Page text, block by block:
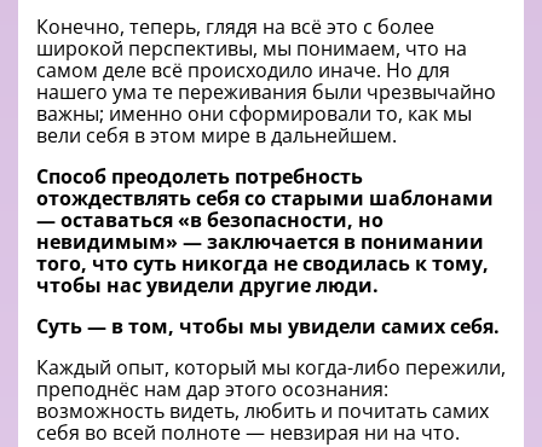
Конечно, теперь, глядя на всё это с более
широкой перспективы, мы понимаем, что на
самом деле всё происходило иначе. Но для
нашего ума те переживания были чрезвычайно
важны; именно они сформировали то, как мы
вели себя в этом мире в дальнейшем.
Способ преодолеть потребность
отождествлять себя со старыми шаблонами
— оставаться«вбезопасности, но
невидимым» — заключается в понимании
того, что суть никогда не сводилась к тому,
чтобы нас увидели другие люди.
Суть — в том, чтобы мы увидели самих себя.
Каждый опыт, который мы когда-либо пережили,
преподнёс нам дар этого осознания:
возможность видеть, любить и почитать самих
себя во всей полноте — невзирая ни на что.